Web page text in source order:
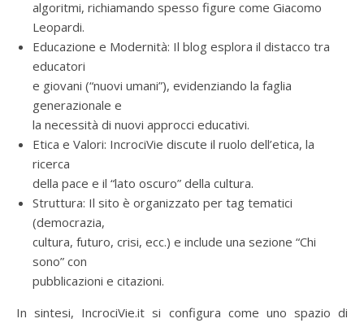
algoritmi, richiamando spesso figure come Giacomo
Leopardi.
Educazione e Modernità: Il blog esplora il distacco tra
educatori
e giovani (“nuovi umani”), evidenziando la faglia
generazionale e
la necessità di nuovi approcci educativi.
Etica e Valori: IncrociVie discute il ruolo dell’etica, la
ricerca
della pace e il “lato oscuro” della cultura.
Struttura: Il sito è organizzato per tag tematici
(democrazia,
cultura, futuro, crisi, ecc.) e include una sezione “Chi
sono” con
pubblicazioni e citazioni.
In sintesi, IncrociVie.it si configura come uno spazio di